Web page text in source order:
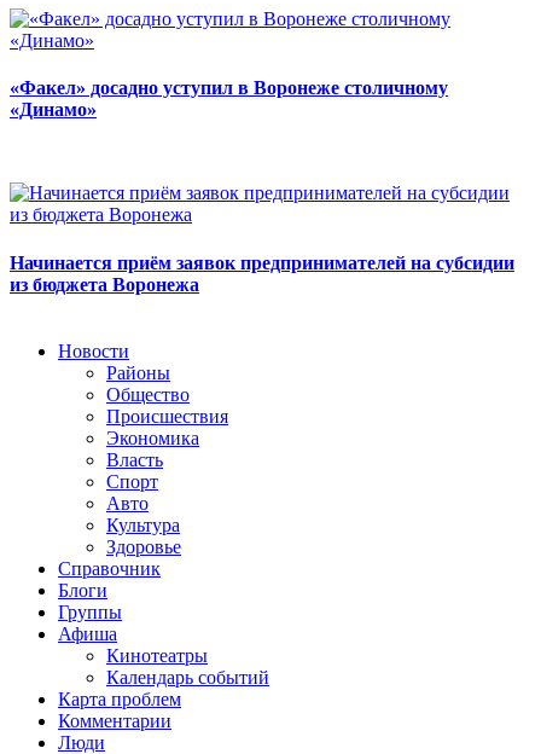
«Факел» досадно уступил в Воронеже столичному
«Динамо»
Начинается приём заявок предпринимателей на субсидии
из бюджета Воронежа
Новости
Районы
Общество
Происшествия
Экономика
Власть
Спорт
Авто
Культура
Здоровье
Справочник
Блоги
Группы
Афиша
Кинотеатры
Календарь событий
Карта проблем
Комментарии
Люди